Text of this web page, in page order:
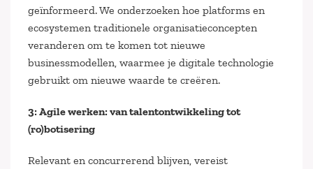
geïnformeerd. We onderzoeken hoe platforms en
ecosystemen traditionele organisatieconcepten
veranderen om te komen tot nieuwe
businessmodellen, waarmee je digitale technologie
gebruikt om nieuwe waarde te creëren.
3: Agile werken: van talentontwikkeling tot
(ro)botisering
Relevant en concurrerend blijven, vereist